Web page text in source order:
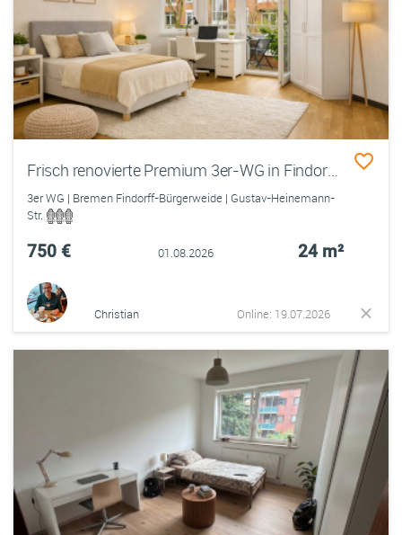
Frisch renovierte Premium 3er-WG in Findorff – große Zimmer, Balkon, möbliert
3er WG | Bremen Findorff-Bürgerweide | Gustav-Heinemann-
Str.
750 € 01.08.2026 24 m²
Christian Online: 19.07.2026